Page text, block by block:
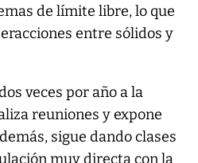
de límite libre, lo que
entre sólidos y
veces por año a la
reuniones y expone
sigue dando clases
muy directa con la